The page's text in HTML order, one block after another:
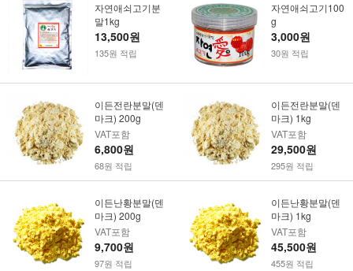
자연애쇠고기분
말1kg
13,500원
135원 적립
자연애쇠고기100
g
3,000원
30원 적립
이든전란분말(덴
마크) 200g
VAT포함
6,800원
68원 적립
이든전란분말(덴
마크) 1kg
VAT포함
29,500원
295원 적립
이든난황분말(덴
마크) 200g
VAT포함
9,700원
97원 적립
이든난황분말(덴
마크) 1kg
VAT포함
45,500원
455원 적립